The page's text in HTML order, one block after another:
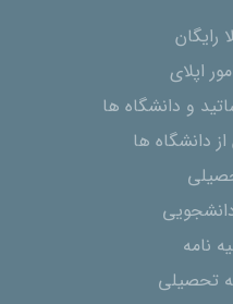
رایگان
اپلای
و دانشگاه ها
دانشگاه ھا
نامه
تحصیلی